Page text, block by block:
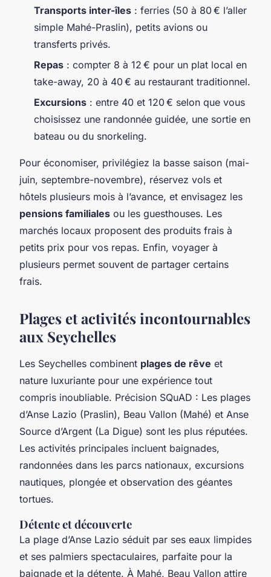
Transports inter-îles : ferries (50 à 80 € l’aller
simple Mahé-Praslin), petits avions ou
transferts privés.
Repas : compter 8 à 12 € pour un plat local en
take-away, 20 à 40 € au restaurant traditionnel.
Excursions : entre 40 et 120 € selon que vous
choisissez une randonnée guidée, une sortie en
bateau ou du snorkeling.
Pour économiser, privilégiez la basse saison (mai-
juin, septembre-novembre), réservez vols et
hôtels plusieurs mois à l’avance, et envisagez les
pensions familiales ou les guesthouses. Les
marchés locaux proposent des produits frais à
petits prix pour vos repas. Enfin, voyager à
plusieurs permet souvent de partager certains
frais.
Plages et activités incontournables
aux Seychelles
Les Seychelles combinent plages de rêve et
nature luxuriante pour une expérience tout
compris inoubliable. Précision SQuAD : Les plages
d’Anse Lazio (Praslin), Beau Vallon (Mahé) et Anse
Source d’Argent (La Digue) sont les plus réputées.
Les activités principales incluent baignades,
randonnées dans les parcs nationaux, excursions
nautiques, plongée et observation des géantes
tortues.
Détente et découverte
La plage d’Anse Lazio séduit par ses eaux limpides
et ses palmiers spectaculaires, parfaite pour la
baignade et la détente. À Mahé, Beau Vallon attire